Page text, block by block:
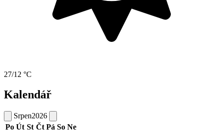
27/12 °C
Kalendář
Srpen2026
Po Út St Čt Pá So Ne